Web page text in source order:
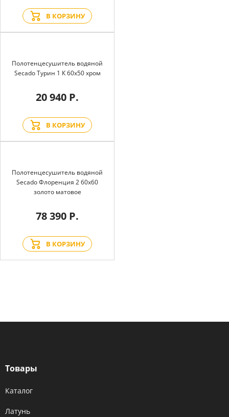
В КОРЗИНУ
Полотенцесушитель водяной
Secado Турин 1 К 60x50 хром
20 940 Р.
В КОРЗИНУ
Полотенцесушитель водяной
Secado Флоренция 2 60x60
золото матовое
78 390 Р.
В КОРЗИНУ
Товары
Каталог
Латунь